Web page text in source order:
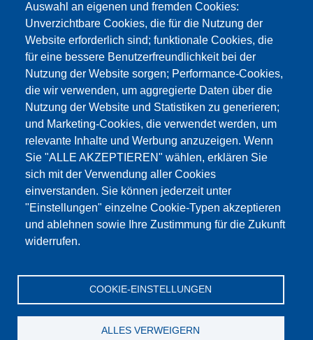
Auswahl an eigenen und fremden Cookies:
Unverzichtbare Cookies, die für die Nutzung der
Website erforderlich sind; funktionale Cookies, die
für eine bessere Benutzerfreundlichkeit bei der
Nutzung der Website sorgen; Performance-Cookies,
die wir verwenden, um aggregierte Daten über die
Nutzung der Website und Statistiken zu generieren;
und Marketing-Cookies, die verwendet werden, um
relevante Inhalte und Werbung anzuzeigen. Wenn
Sie "ALLE AKZEPTIEREN" wählen, erklären Sie
sich mit der Verwendung aller Cookies
einverstanden. Sie können jederzeit unter
"Einstellungen" einzelne Cookie-Typen akzeptieren
und ablehnen sowie Ihre Zustimmung für die Zukunft
widerrufen.
COOKIE-EINSTELLUNGEN
ALLES VERWEIGERN
Dieser Inhalt ist blockiert, da die Google Maps
Cookies nicht akzeptiert wurden.
NUR DIE GOOGLE MAPS COOKIES
AKZEPTIEREN.
Alle Cookies akzeptieren